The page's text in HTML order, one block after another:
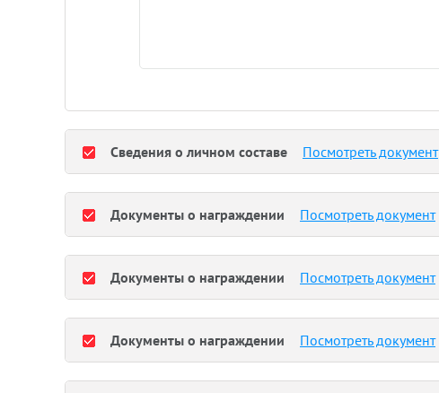
Сведения о личном составе Посмотреть документ
Документы о награждении Посмотреть документ
Документы о награждении Посмотреть документ
Документы о награждении Посмотреть документ